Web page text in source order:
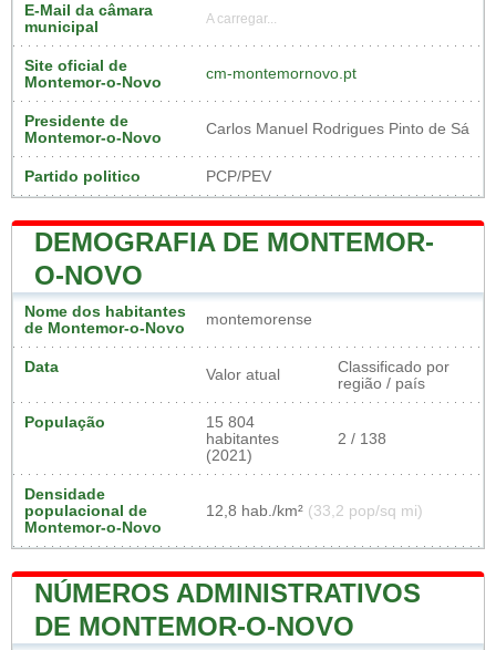
E-Mail da câmara
municipal
A carregar...
Site oficial de
Montemor-o-Novo
cm-montemornovo.pt
Presidente de
Montemor-o-Novo
Carlos Manuel Rodrigues Pinto de Sá
Partido politico PCP/PEV
DEMOGRAFIA DE MONTEMOR-
O-NOVO
Nome dos habitantes
de Montemor-o-Novo
montemorense
Data Valor atual
Classificado por
região / país
População
15 804
habitantes
(2021)
2 / 138
Densidade
populacional de
Montemor-o-Novo
12,8 hab./km² (33,2 pop/sq mi)
NÚMEROS ADMINISTRATIVOS
DE MONTEMOR-O-NOVO